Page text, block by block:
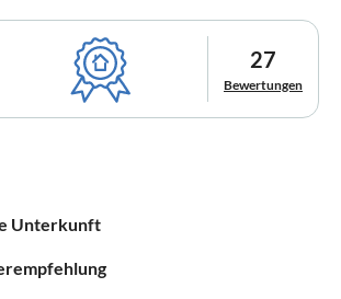
27
Bewertungen
Unterkunft